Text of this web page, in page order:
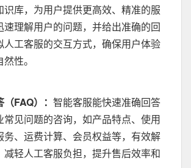
识库，为用户提供更高效、精准的服
速理解用户的问题，并给出准确的回
人工客服的交互方式，确保用户体验
性。
FAQ）： 智能客服能快速准确回答
常见问题的咨询，如产品特点、使用
务、运费计算、会员权益等，有效解
减轻人工客服负担，提升售后效率和